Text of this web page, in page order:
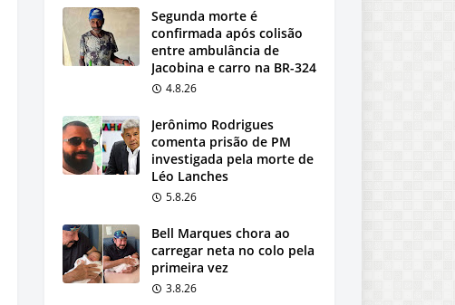
Segunda morte é
confirmada após colisão
entre ambulância de
Jacobina e carro na BR-324
4.8.26
Jerônimo Rodrigues
comenta prisão de PM
investigada pela morte de
Léo Lanches
5.8.26
Bell Marques chora ao
carregar neta no colo pela
primeira vez
3.8.26